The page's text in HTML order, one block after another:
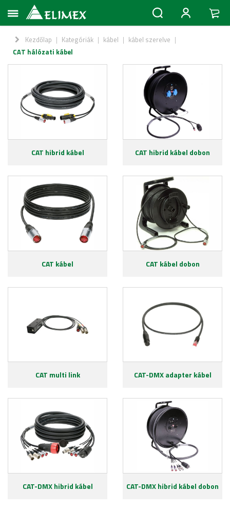
Kezdőlap | Kategóriák | kábel | kábel szerelve |
CAT hálózati kábel
CAT hibrid kábel CAT hibrid kábel dobon
CAT kábel CAT kábel dobon
CAT multi link CAT-DMX adapter kábel
CAT-DMX hibrid kábel CAT-DMX hibrid kábel dobon